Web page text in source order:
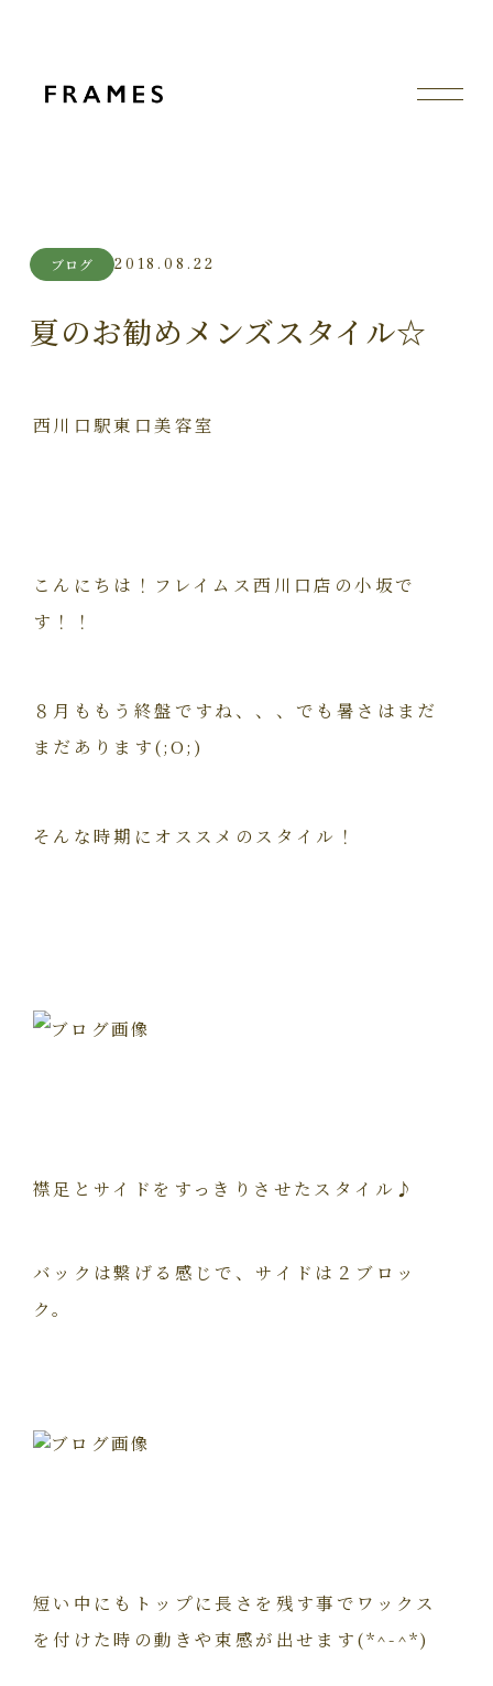
ブログ 2018.08.22
夏のお勧めメンズスタイル☆
西川口駅東口美容室
こんにちは！フレイムス西川口店の小坂で
す！！
８月ももう終盤ですね、、、でも暑さはまだ
まだあります(;O;)
そんな時期にオススメのスタイル！
襟足とサイドをすっきりさせたスタイル♪
バックは繋げる感じで、サイドは２ブロッ
ク。
短い中にもトップに長さを残す事でワックス
を付けた時の動きや束感が出せます(*^-^*)